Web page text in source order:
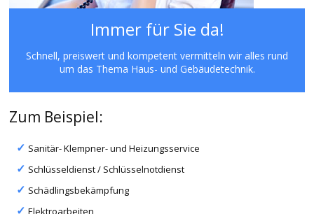
Immer für Sie da!
Schnell, preiswert und kompetent vermitteln wir alles rund
um das Thema Haus- und Gebäudetechnik.
Zum Beispiel:
Sanitär- Klempner- und Heizungsservice
Schlüsseldienst / Schlüsselnotdienst
Schädlingsbekämpfung
Elektroarbeiten